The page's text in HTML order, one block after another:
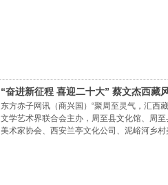
“奋进新征程 喜迎二十大” 蔡文杰西藏
东方赤子网讯（商兴国）“聚周至灵气，汇西
文学艺术界联合会主办，周至县文化馆、周
美术家协会、西安兰亭文化公司、泥峪河乡